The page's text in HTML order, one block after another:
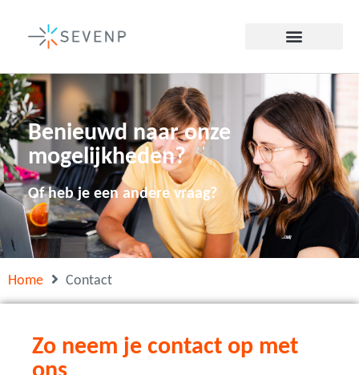
Benieuwd naar onze
mogelijkheden?
Of heb je een andere vraag?
Home Contact
Zo neem je contact op met